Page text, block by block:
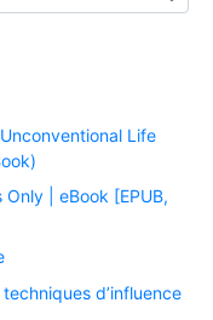
Life
| eBook [EPUB,
d’influence